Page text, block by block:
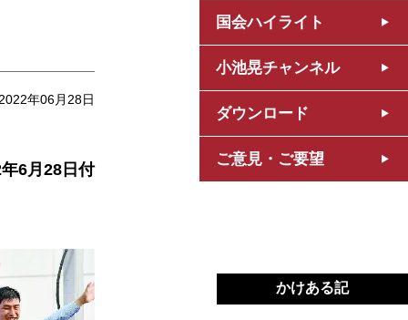
国会ハイライト
小池晃チャンネル
ダウンロード
ご意見・ご要望
2022年06月28日
6月28日付
かけある記